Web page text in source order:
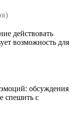
действовать
возможность для
обсуждения
спешить с